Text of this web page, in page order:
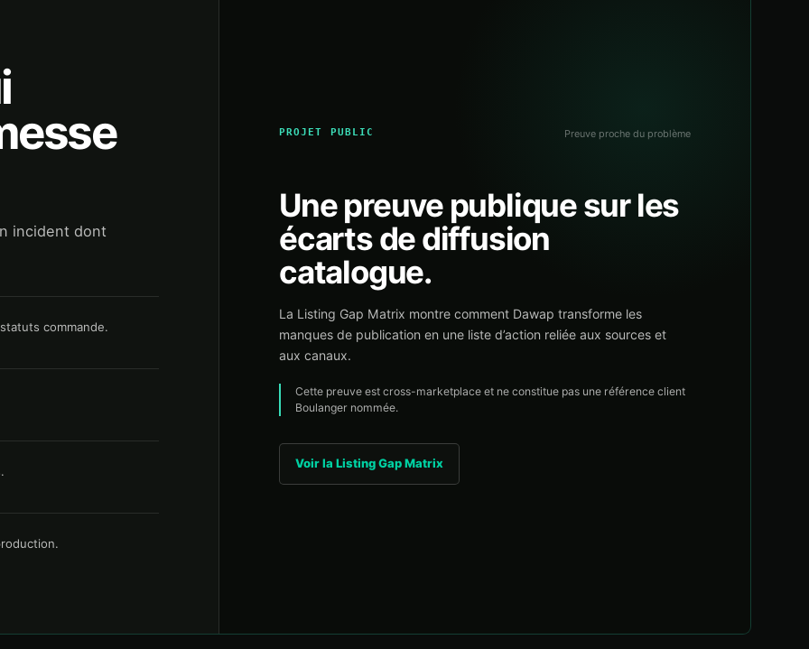
incident dont
commande.
PROJET PUBLIC Preuve proche du problème
Une preuve publique sur les
écarts de diffusion
catalogue.
La Listing Gap Matrix montre comment Dawap transforme les
manques de publication en une liste d’action reliée aux sources et
aux canaux.
Cette preuve est cross-marketplace et ne constitue pas une référence client
Boulanger nommée.
Voir la Listing Gap Matrix